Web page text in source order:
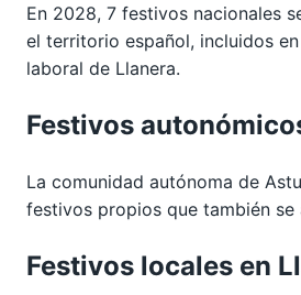
En 2028, 7 festivos nacionales
el territorio español, incluidos
laboral de Llanera.
Festivos
La comunidad autónoma de
festivos propios que también se
Festivos locales en